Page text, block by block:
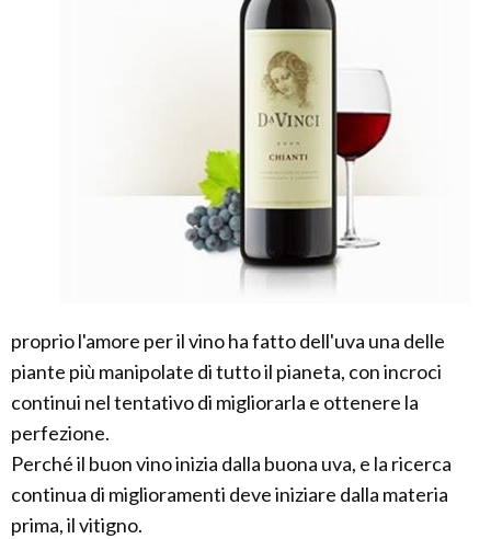
proprio l'amore per il vino ha fatto dell'uva una delle
piante più manipolate di tutto il pianeta, con incroci
continui nel tentativo di migliorarla e ottenere la
perfezione.
Perché il buon vino inizia dalla buona uva, e la ricerca
continua di miglioramenti deve iniziare dalla materia
prima, il vitigno.